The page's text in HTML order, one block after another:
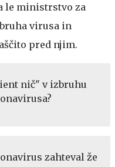
le ministrstvo za
virusa in
pred njim.
nič" v izbruhu
zahteval že